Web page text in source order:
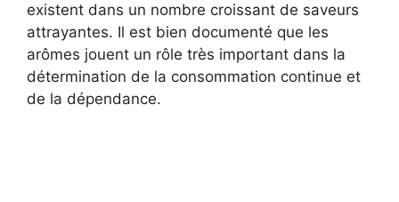
existent dans un nombre croissant de saveurs
attrayantes. Il est bien documenté que les
arômes jouent un rôle très important dans la
détermination de la consommation continue et
de la dépendance.